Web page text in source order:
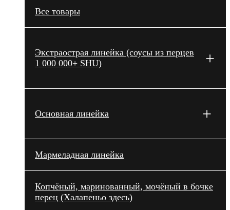
Все товары
Экстраострая линейка (соусы из перцев
1 000 000+ SHU)
+
Основная линейка +
Мармеладная линейка
Копчёный, маринованный, мочёный в бочке
перец (Халапеньо здесь)